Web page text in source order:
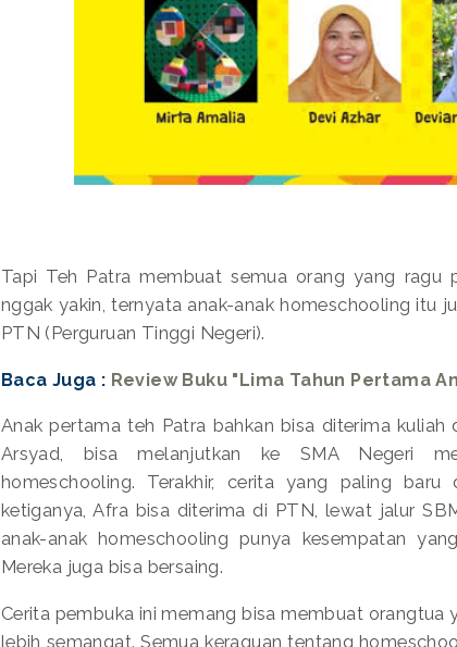
Tapi Teh Patra membuat semua orang yang ragu
nggak yakin, ternyata anak-anak homeschooling itu
PTN (Perguruan Tinggi Negeri).
Baca Juga : Review Buku "Lima Tahun Pertama
Anak pertama teh Patra bahkan bisa diterima kuliah
Arsyad, bisa melanjutkan ke SMA Negeri
homeschooling. Terakhir, cerita yang paling
ketiganya, Afra bisa diterima di PTN, lewat jalur
anak-anak homeschooling punya kesempatan
Mereka juga bisa bersaing.
Cerita pembuka ini memang bisa membuat
lebih semangat. Semua keraguan tentang